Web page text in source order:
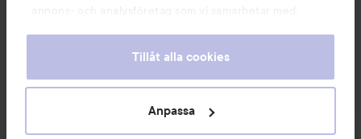
annons- och analysföretag som vi samarbetar med.
information som du har tillhandahållit eller som de har
våra cookies vid fortsatt användande av vår webbplats.
För information om hur du kan ändra inställningarna för
Tillåt alla cookies
Anpassa